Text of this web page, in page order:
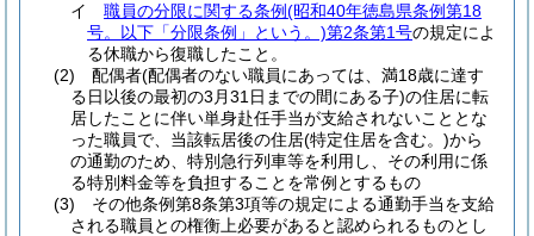
イ
職員の分限に関する条例(昭和40年徳島県条例第18
号。以下「分限条例」という。)第2条第1号の規定によ
る休職から復職したこと。
(2)
配偶者(配偶者のない職員にあっては、満18歳に達す
る日以後の最初の3月31日までの間にある子)の住居に転
居したことに伴い単身赴任手当が支給されないこととな
った職員で、当該転居後の住居(特定住居を含む。)から
の通勤のため、特別急行列車等を利用し、その利用に係
る特別料金等を負担することを常例とするもの
(3)
その他条例第8条第3項等の規定による通勤手当を支給
される職員との権衡上必要があると認められるものとし